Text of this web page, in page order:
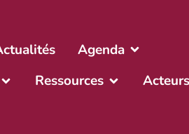
Agenda
Ressources Acteurs